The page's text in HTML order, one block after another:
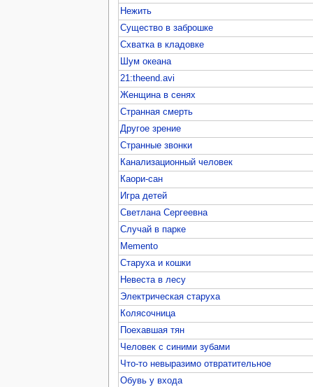
Нежить
Существо в заброшке
Схватка в кладовке
Шум океана
21:theend.avi
Женщина в сенях
Странная смерть
Другое зрение
Странные звонки
Канализационный человек
Каори-сан
Игра детей
Светлана Сергеевна
Случай в парке
Memento
Старуха и кошки
Невеста в лесу
Электрическая старуха
Колясочница
Поехавшая тян
Человек с синими зубами
Что-то невыразимо отвратительное
Обувь у входа